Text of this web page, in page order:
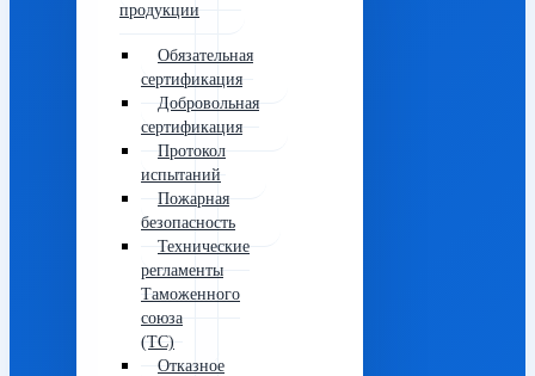
продукции
Обязательная
сертификация
Добровольная
сертификация
Протокол
испытаний
Пожарная
безопасность
Технические
регламенты
Таможенного
союза
(ТС)
Отказное